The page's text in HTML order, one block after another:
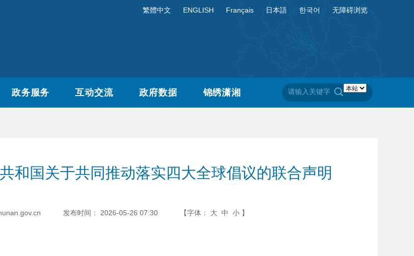
繁體中文 ENGLISH Français 日本語 한국어 无障碍浏览
政务服务 互动交流 政府数据 锦绣潇湘
和国关于共同推动落实四大全球倡议的联合声明
发布时间： 2026-05-26 07:30 【字体： 大 中 小 】